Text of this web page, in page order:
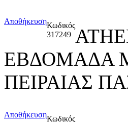
ΑποθήκευσηΚωδικός
317249
ΕΒΔΟΜΑΔΑ
ΠΕΙΡΑΙΑΣ
ΑποθήκευσηΚωδικός